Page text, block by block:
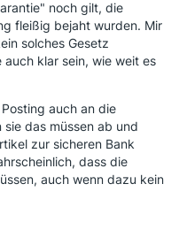
noch gilt, die
fleißig bejaht wurden. Mir
solches Gesetz
klar sein, wie weit es
auch an die
das müssen ab und
zur sicheren Bank
dass die
auch wenn dazu kein